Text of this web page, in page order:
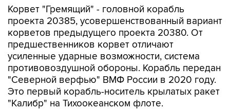
Корвет "Гремящий" - головной корабль
проекта 20385, усовершенствованный вариант
корветов предыдущего проекта 20380. От
предшественников корвет отличают
усиленные ударные возможности, система
противовоздушной обороны. Корабль передан
"Северной верфью" ВМФ России в 2020 году.
Это первый корабль-носитель крылатых ракет
"Калибр" на Тихоокеанском флоте.